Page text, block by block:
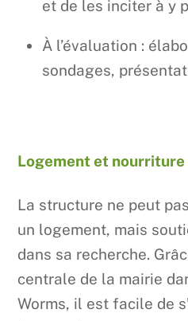
et de les inciter à y
À l’évaluation :
sondages,
Logement et nourriture
La structure ne peut
un logement, mais
dans sa recherche.
centrale de la mairie
Worms, il est facile de